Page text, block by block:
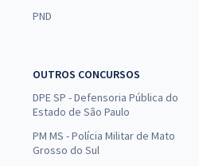
PND
OUTROS CONCURSOS
DPE SP - Defensoria Pública do
Estado de São Paulo
PM MS - Polícia Militar de Mato
Grosso do Sul